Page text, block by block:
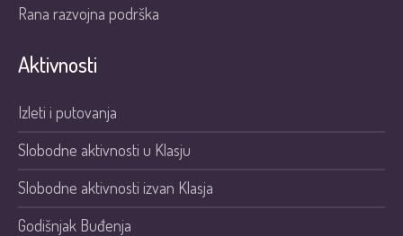
Rana razvojna podrška
Aktivnosti
Izleti i putovanja
Slobodne aktivnosti u Klasju
Slobodne aktivnosti izvan Klasja
Godišnjak Buđenja